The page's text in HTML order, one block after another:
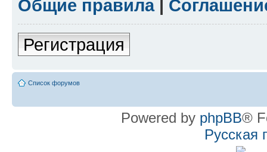
Общие правила|
Регистрация
Список форумов
Powered by phpBB®
Русская